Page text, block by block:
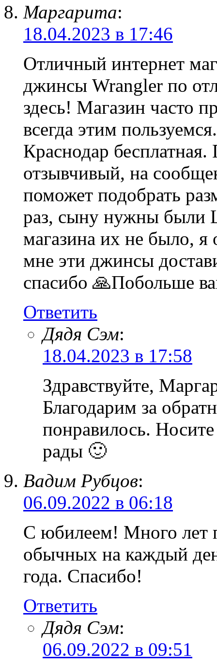
Маргарита:
18.04.2023 в 17:46
Отличный интернет
джинсы Wrangler по
здесь! Магазин часто
всегда этим
Краснодар
отзывчивый, на
поможет подобрать
раз, сыну нужны были
магазина их не было, я
мне эти джинсы
спасибо 🙏Побольше
Ответить
Дядя Сэм:
18.04.2023 в 17:58
Здравствуйте,
Благодарим за
понравилось.
рады 🙂
Вадим Рубцов:
06.09.2022 в 06:18
С юбилеем! Много лет
обычных на каждый
года. Спасибо!
Ответить
Дядя Сэм:
06.09.2022 в 09:51